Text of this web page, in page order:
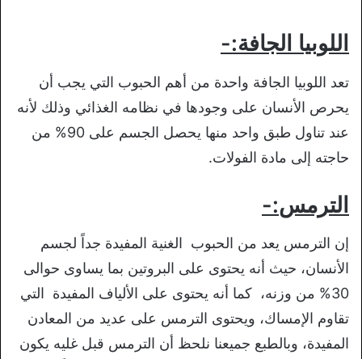
اللوبيا الجافة:-
تعد اللوبيا الجافة واحدة من أهم الحبوب التي يجب أن
يحرص الأنسان على وجودها في نظامه الغذائي وذلك لأنه
عند تناول طبق واحد منها يحصل الجسم على 90% من
حاجته إلى مادة الفولات.
الترمس:-
إن الترمس يعد من الحبوب الغنية المفيدة جداً لجسم
الأنسان، حيث أنه يحتوى على البروتين بما يساوى حوالى
30% من وزنه، كما أنه يحتوى على الألياف المفيدة التي
تقاوم الإمساك، ويحتوى الترمس على عديد من المعادن
المفيدة، وبالطبع جميعنا نلحظ أن الترمس قبل غليه يكون